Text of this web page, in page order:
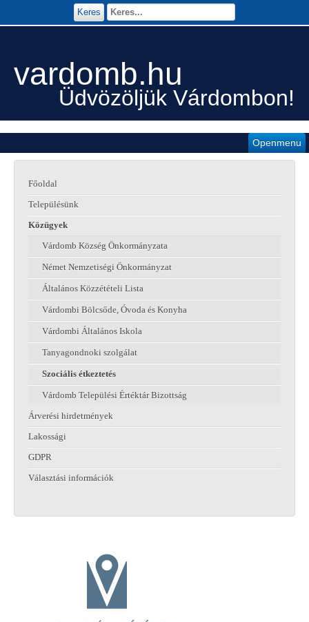
vardomb.hu
Üdvözöljük Várdombon!
Openmenu
Keres
Főoldal
Településünk
Közügyek
Várdomb Község Önkormányzata
Német Nemzetiségi Önkormányzat
Általános Közzétételi Lista
Várdombi Bölcsőde, Óvoda és Konyha
Várdombi Általános Iskola
Tanyagondnoki szolgálat
Szociális étkeztetés
Várdomb Települési Értéktár Bizottság
Árverési hirdetmények
Lakossági
GDPR
Választási információk